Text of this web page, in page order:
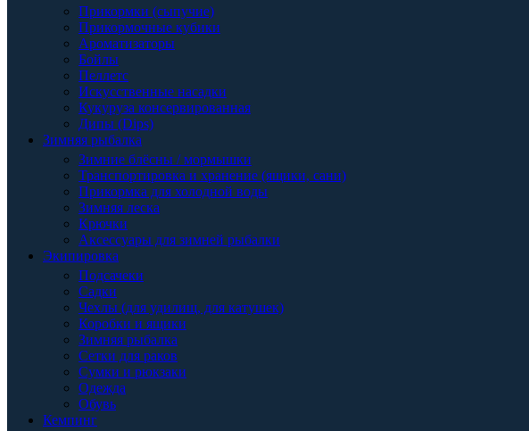
Прикормки (сыпучие)
Прикормочные кубики
Ароматизаторы
Бойлы
Пеллетс
Искусственные насадки
Кукуруза консервированная
Дипы (Dips)
Зимняя рыбалка
Зимние блёсны / мормышки
Транспортировка и хранение (ящики, сани)
Прикормка для холодной воды
Зимняя леска
Крючки
Аксессуары для зимней рыбалки
Экипировка
Подсачеки
Садки
Чехлы (для удилищ, для катушек)
Коробки и ящики
Зимняя рыбалка
Сетки для раков
Сумки и рюкзаки
Одежда
Обувь
Кемпинг